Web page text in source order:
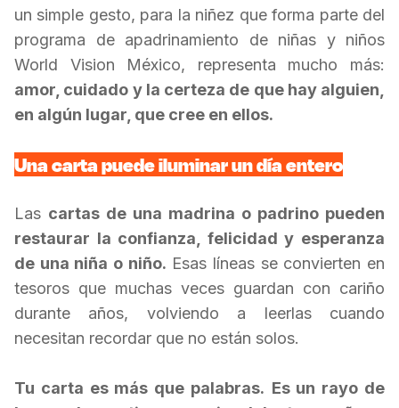
un simple gesto, para la niñez que forma parte del
programa de apadrinamiento de niñas y niños
World Vision México, representa mucho más:
amor, cuidado y la certeza de que hay alguien,
en algún lugar, que cree en ellos.
Una carta puede iluminar un día entero
Las cartas de una madrina o padrino pueden
restaurar la confianza, felicidad y esperanza
de una niña o niño. Esas líneas se convierten en
tesoros que muchas veces guardan con cariño
durante años, volviendo a leerlas cuando
necesitan recordar que no están solos.
Tu carta es más que palabras. Es un rayo de